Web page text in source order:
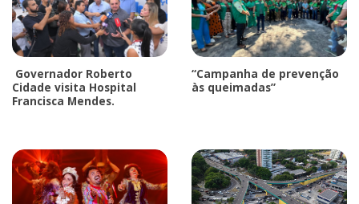
Governador Roberto
Cidade visita Hospital
Francisca Mendes.
“Campanha de prevenção
às queimadas”